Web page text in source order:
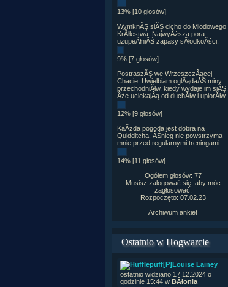
13% [10 głosów]
WymknĂŞ siĂŞ cicho do Miodowego
KrĂłlestwa. NajwyÂższa pora
uzupeÂłniĂŚ zapasy sÂłodkoÂści.
9% [7 głosów]
PostraszĂŞ we WrzeszczÂącej
Chacie. Uwielbiam oglÂądaĂŚ miny
przechodniĂłw, kiedy wydaje im siĂŞ,
Âże uciekajÂą od duchĂłw i upiorĂłw.
12% [9 głosów]
KaÂżda pogoda jest dobra na
Quidditcha. ÂŚnieg nie powstrzyma
mnie przed regularnymi treningami.
14% [11 głosów]
Ogółem głosów: 77
Musisz zalogować się, aby móc
zagłosować.
Rozpoczęto: 07.02.23
Archiwum ankiet
Ostatnio w Hogwarcie
[P]Louise Lainey
ostatnio widziano 17.12.2024 o
godzinie 15:44 w BÂłonia